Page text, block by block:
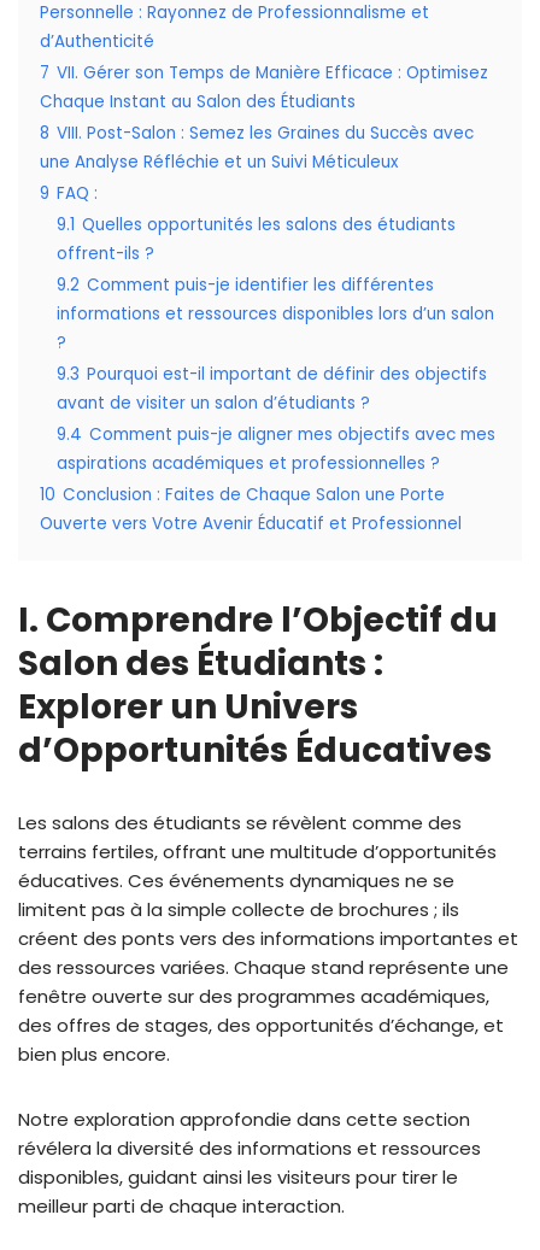
Personnelle : Rayonnez de Professionnalisme et
d’Authenticité
7 VII. Gérer son Temps de Manière Efficace : Optimisez
Chaque Instant au Salon des Étudiants
8 VIII. Post-Salon : Semez les Graines du Succès avec
une Analyse Réfléchie et un Suivi Méticuleux
9 FAQ :
9.1 Quelles opportunités les salons des étudiants
offrent-ils ?
9.2 Comment puis-je identifier les différentes
informations et ressources disponibles lors d’un salon
?
9.3 Pourquoi est-il important de définir des objectifs
avant de visiter un salon d’étudiants ?
9.4 Comment puis-je aligner mes objectifs avec mes
aspirations académiques et professionnelles ?
10 Conclusion : Faites de Chaque Salon une Porte
Ouverte vers Votre Avenir Éducatif et Professionnel
I. Comprendre l’Objectif du
Salon des Étudiants :
Explorer un Univers
d’Opportunités Éducatives
Les salons des étudiants se révèlent comme des
terrains fertiles, offrant une multitude d’opportunités
éducatives. Ces événements dynamiques ne se
limitent pas à la simple collecte de brochures ; ils
créent des ponts vers des informations importantes et
des ressources variées. Chaque stand représente une
fenêtre ouverte sur des programmes académiques,
des offres de stages, des opportunités d’échange, et
bien plus encore.
Notre exploration approfondie dans cette section
révélera la diversité des informations et ressources
disponibles, guidant ainsi les visiteurs pour tirer le
meilleur parti de chaque interaction.